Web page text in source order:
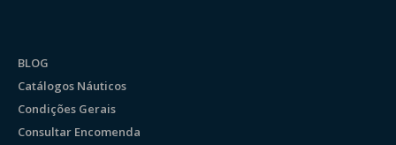
BLOG
Catálogos Náuticos
Condições Gerais
Consultar Encomenda